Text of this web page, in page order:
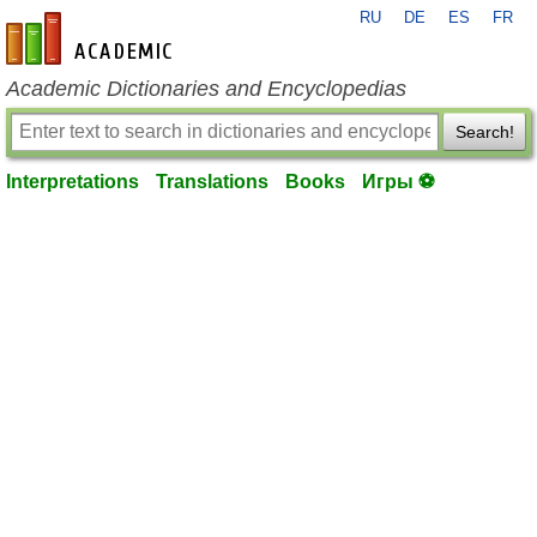
en-academic.com
RU DE ES FR
Academic Dictionaries and Encyclopedias
Search!
Interpretations Translations Books Игры ⚽